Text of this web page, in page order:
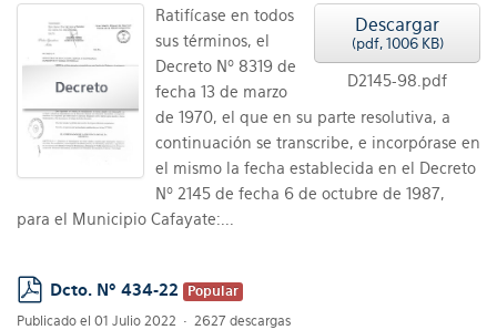
Descargar
(pdf, 1006 KB)
D2145-98.pdf
Ratifícase en todos
sus términos, el
Decreto Nº 8319 de
fecha 13 de marzo
de 1970, el que en su parte resolutiva, a
continuación se transcribe, e incorpórase en
el mismo la fecha establecida en el Decreto
Nº 2145 de fecha 6 de octubre de 1987,
para el Municipio Cafayate:...
pdf
Dcto. Nº 434-22
Popular
Publicado el 01 Julio 2022
2627 descargas